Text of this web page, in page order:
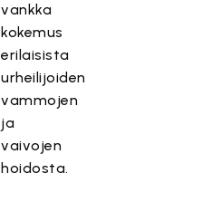
vankka
kokemus
erilaisista
urheilijoiden
vammojen
ja
vaivojen
hoidosta.